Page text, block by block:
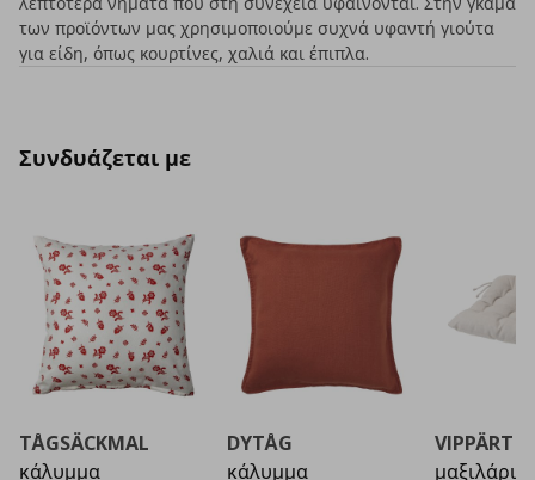
των προϊόντων μας χρησιμοποιούμε συχνά υφαντή γιούτα
για είδη, όπως κουρτίνες, χαλιά και έπιπλα.
Συνδυάζεται με
TÅGSÄCKMAL
κάλυμμα
DYTÅG
κάλυμμα
VIPPÄRT
μαξιλάρι